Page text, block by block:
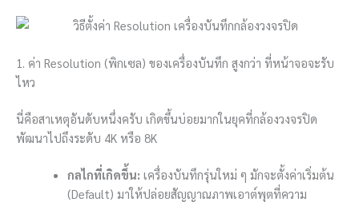
1. ค่า Resolution (พิกเซล) ของเครื่องบันทึก สูงกว่า ที่หน้าจอจะรับ
ไหว
นี่คือสาเหตุอันดับหนึ่งครับ เกิดขึ้นบ่อยมากในยุคที่กล้องวงจรปิด
พัฒนาไปถึงระดับ 4K หรือ 8K
กลไกที่เกิดขึ้น: เครื่องบันทึกรุ่นใหม่ ๆ มักจะตั้งค่าเริ่มต้น
(Default) มาให้ปล่อยสัญญาณภาพเอาต์พุตที่ความ